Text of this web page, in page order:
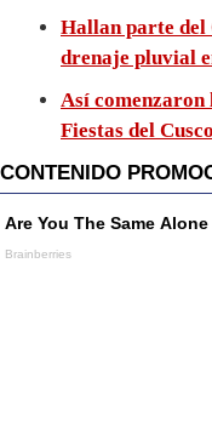
Hallan parte del
drenaje pluvial
Así
Fiestas del